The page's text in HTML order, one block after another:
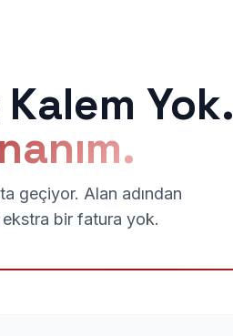
Yok.
geçiyor. Alan adından
ekstra bir fatura yok.